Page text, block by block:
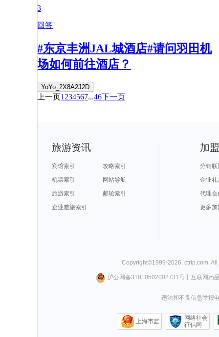
3
回答
#东京丰洲JAL城酒店#请问羽田机
场如何前往酒店？
YoYo_2X8A2J2D
上一页1 234567...46下一页
旅游资讯
宾馆索引
攻略索引
机票索引
网站导航
旅游索引
邮轮索引
企业差旅索引
加
分销联
企业礼
代理合
更多加
Copyright©1999-2026, ctrip.com.
沪公网备31010502002731号丨 互联网药
违法和不良信息举报
上海市监
网络社会
征信网